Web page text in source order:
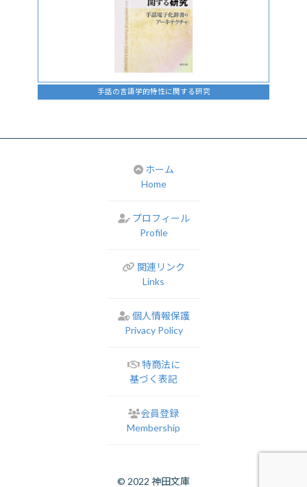
手話の言語学的特性に関する研究
ホーム
Home
プロフィール
Profile
関連リンク
Links
個人情報保護
Privacy Policy
特商法に
基づく表記
会員登録
Membership
© 2022 神田文庫